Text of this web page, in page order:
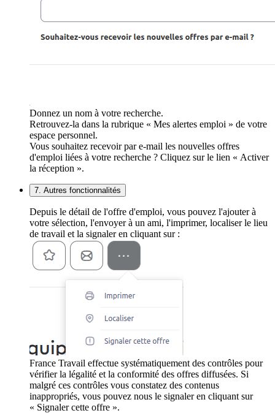
Donnez un nom à votre recherche.
Retrouvez-la dans la rubrique « Mes alertes emploi » de votre
espace personnel.
Vous souhaitez recevoir par e-mail les nouvelles offres
d'emploi liées à votre recherche ? Cliquez sur le lien « Activer
la réception ».
7. Autres fonctionnalités
Depuis le détail de l'offre d'emploi, vous pouvez l'ajouter à
votre sélection, l'envoyer à un ami, l'imprimer, localiser le lieu
de travail et la signaler en cliquant sur :
France Travail effectue systématiquement des contrôles pour
vérifier la légalité et la conformité des offres diffusées. Si
malgré ces contrôles vous constatez des contenus
inappropriés, vous pouvez nous le signaler en cliquant sur
« Signaler cette offre ».